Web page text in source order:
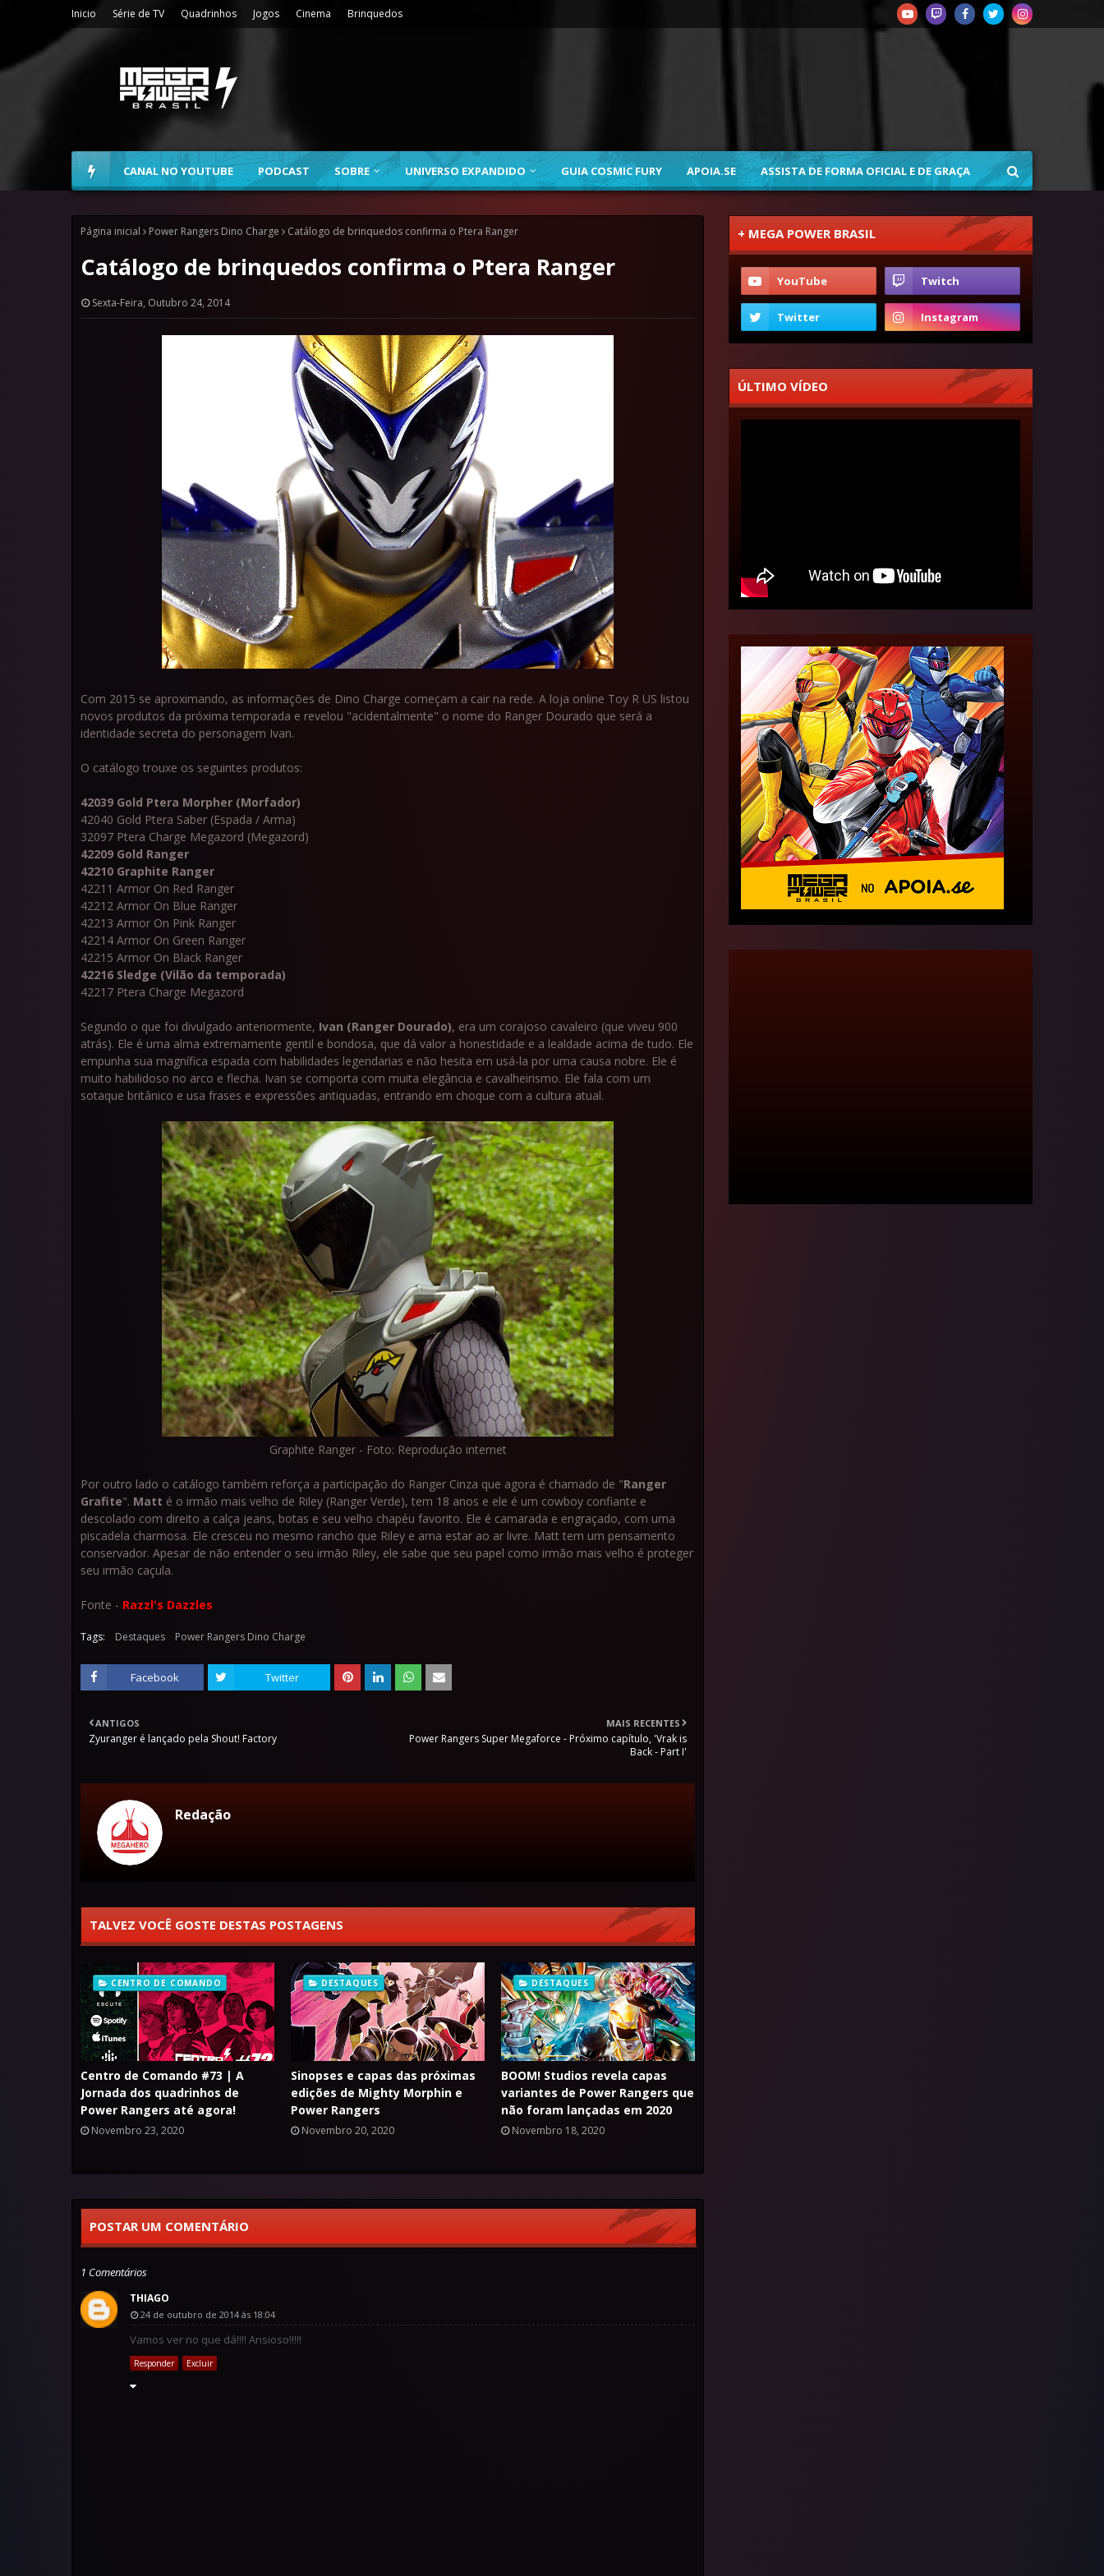
Inicio Série de TV Quadrinhos Jogos Cinema Brinquedos
CANAL NO YOUTUBE PODCAST SOBRE UNIVERSO EXPANDIDO GUIA COSMIC FURY APOIA.SE ASSISTA DE FORMA OFICIAL E DE GRAÇA
Página inicial Power Rangers Dino Charge Catálogo de brinquedos confirma o Ptera Ranger
Catálogo de brinquedos confirma o Ptera Ranger
Sexta-Feira, Outubro 24, 2014
Com 2015 se aproximando, as informações de Dino Charge começam a cair na rede. A loja online Toy R US listou
novos produtos da próxima temporada e revelou "acidentalmente" o nome do Ranger Dourado que será a
identidade secreta do personagem Ivan.
O catálogo trouxe os seguintes produtos:
42039 Gold Ptera Morpher (Morfador)
42040 Gold Ptera Saber (Espada / Arma)
32097 Ptera Charge Megazord (Megazord)
42209 Gold Ranger
42210 Graphite Ranger
42211 Armor On Red Ranger
42212 Armor On Blue Ranger
42213 Armor On Pink Ranger
42214 Armor On Green Ranger
42215 Armor On Black Ranger
42216 Sledge (Vilão da temporada)
42217 Ptera Charge Megazord
Segundo o que foi divulgado anteriormente, Ivan (Ranger Dourado), era um corajoso cavaleiro (que viveu 900
atrás). Ele é uma alma extremamente gentil e bondosa, que dá valor a honestidade e a lealdade acima de tudo. Ele
empunha sua magnífica espada com habilidades legendarias e não hesita em usá-la por uma causa nobre. Ele é
muito habilidoso no arco e flecha. Ivan se comporta com muita elegância e cavalheirismo. Ele fala com um
sotaque britânico e usa frases e expressões antiquadas, entrando em choque com a cultura atual.
Graphite Ranger - Foto: Reprodução internet
Por outro lado o catálogo também reforça a participação do Ranger Cinza que agora é chamado de "Ranger
Grafite". Matt é o irmão mais velho de Riley (Ranger Verde), tem 18 anos e ele é um cowboy confiante e
descolado com direito a calça jeans, botas e seu velho chapéu favorito. Ele é camarada e engraçado, com uma
piscadela charmosa. Ele cresceu no mesmo rancho que Riley e ama estar ao ar livre. Matt tem um pensamento
conservador. Apesar de não entender o seu irmão Riley, ele sabe que seu papel como irmão mais velho é proteger
seu irmão caçula.
Fonte - Razzl's Dazzles
Tags: Destaques Power Rangers Dino Charge
Facebook Twitter
MAIS RECENTES
Power Rangers Super Megaforce - Próximo capítulo, 'Vrak is
Back - Part I'
ANTIGOS
Zyuranger é lançado pela Shout! Factory
Redação
TALVEZ VOCÊ GOSTE DESTAS POSTAGENS
CENTRO DE COMANDO
Centro de Comando #73 | A
Jornada dos quadrinhos de
Power Rangers até agora!
Novembro 23, 2020
DESTAQUES
Sinopses e capas das próximas
edições de Mighty Morphin e
Power Rangers
Novembro 20, 2020
DESTAQUES
BOOM! Studios revela capas
variantes de Power Rangers que
não foram lançadas em 2020
Novembro 18, 2020
POSTAR UM COMENTÁRIO
1 Comentários
THIAGO
24 de outubro de 2014 às 18:04
Vamos ver no que dá!!!! Ansioso!!!!!
Responder Excluir
+ MEGA POWER BRASIL
ÚLTIMO VÍDEO